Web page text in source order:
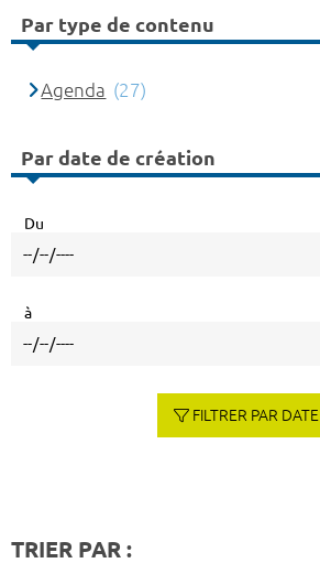
Par type de contenu
Agenda (27)
Par date de création
Du
à
FILTRER PAR DATE
TRIER PAR :